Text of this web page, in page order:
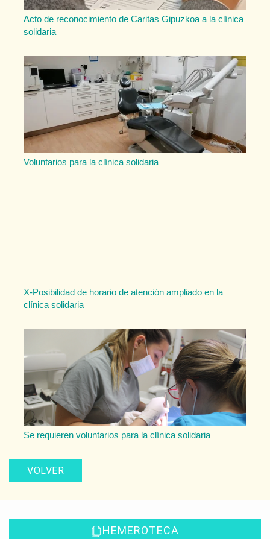
Acto de reconocimiento de Caritas Gipuzkoa a la clínica
solidaria
Voluntarios para la clínica solidaria
X-Posibilidad de horario de atención ampliado en la
clínica solidaria
Se requieren voluntarios para la clínica solidaria
VOLVER
HEMEROTECA